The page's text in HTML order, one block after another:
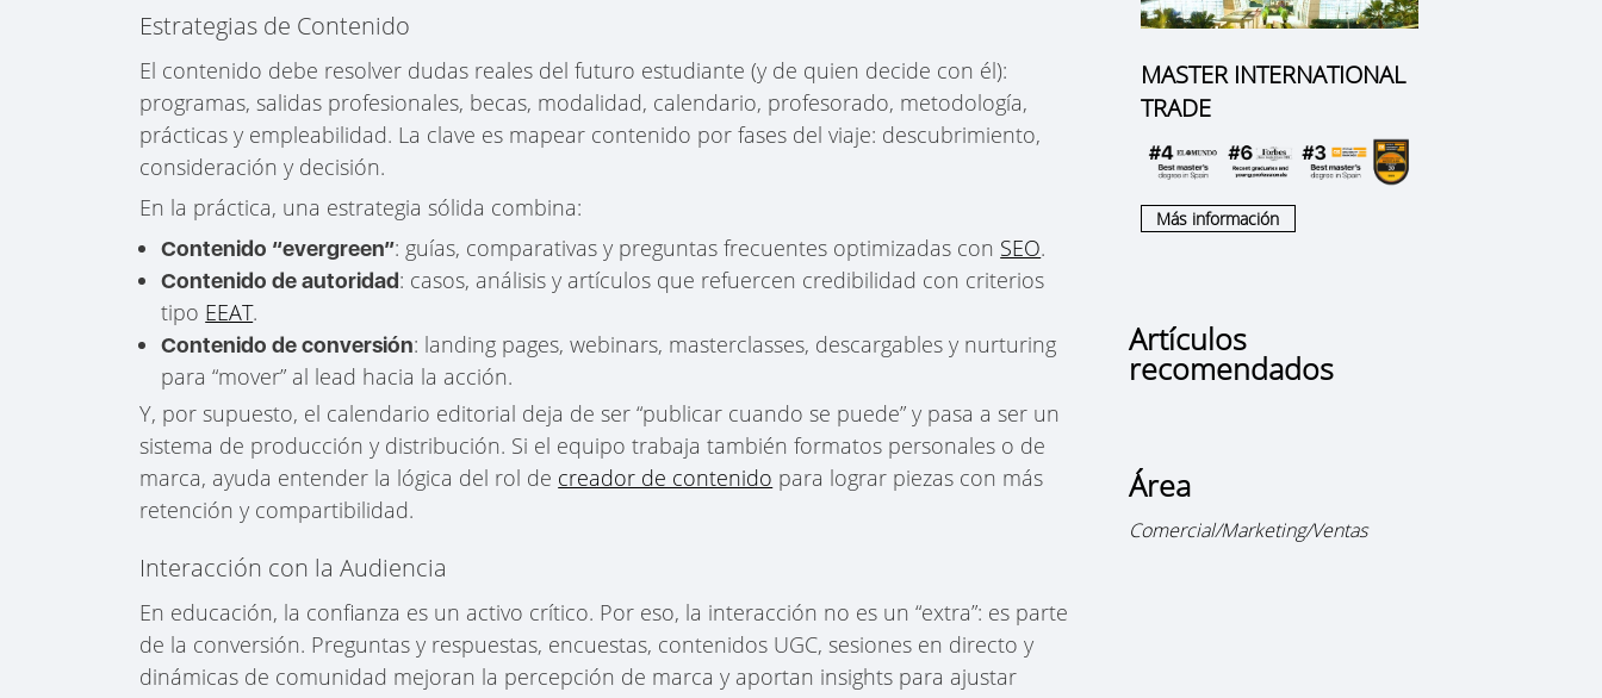
Estrategias de Contenido
El contenido debe resolver dudas reales del futuro estudiante (y de quien decide con él):
programas, salidas profesionales, becas, modalidad, calendario, profesorado, metodología,
prácticas y empleabilidad. La clave es mapear contenido por fases del viaje: descubrimiento,
consideración y decisión.
En la práctica, una estrategia sólida combina:
Contenido “evergreen”: guías, comparativas y preguntas frecuentes optimizadas con SEO.
Contenido de autoridad: casos, análisis y artículos que refuercen credibilidad con criterios
tipo EEAT.
Contenido de conversión: landing pages, webinars, masterclasses, descargables y nurturing
para “mover” al lead hacia la acción.
Y, por supuesto, el calendario editorial deja de ser “publicar cuando se puede” y pasa a ser un
sistema de producción y distribución. Si el equipo trabaja también formatos personales o de
marca, ayuda entender la lógica del rol de creador de contenido para lograr piezas con más
retención y compartibilidad.
Interacción con la Audiencia
En educación, la confianza es un activo crítico. Por eso, la interacción no es un “extra”: es parte
de la conversión. Preguntas y respuestas, encuestas, contenidos UGC, sesiones en directo y
dinámicas de comunidad mejoran la percepción de marca y aportan insights para ajustar
MASTER INTERNATIONAL
TRADE
Más información
Artículos
recomendados
Área
Comercial/Marketing/Ventas